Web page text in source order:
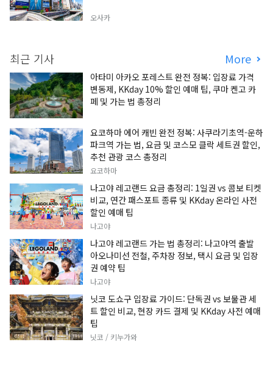
오사카
최근 기사 More
아타미 아카오 포레스트 완전 정복: 입장료 가격
변동제, KKday 10% 할인 예매 팁, 쿠마 켄고 카
페 및 가는 법 총정리
요코하마 에어 캐빈 완전 정복: 사쿠라기초역-운하
파크역 가는 법, 요금 및 코스모 클락 세트권 할인,
추천 관광 코스 총정리
요코하마
나고야 레고랜드 요금 총정리: 1일권 vs 콤보 티켓
비교, 연간 패스포트 종류 및 KKday 온라인 사전
할인 예매 팁
나고야
나고야 레고랜드 가는 법 총정리: 나고야역 출발
아오나미선 전철, 주차장 정보, 택시 요금 및 입장
권 예약 팁
나고야
닛코 도쇼구 입장료 가이드: 단독권 vs 보물관 세
트 할인 비교, 현장 카드 결제 및 KKday 사전 예매
팁
닛코 / 키누가와